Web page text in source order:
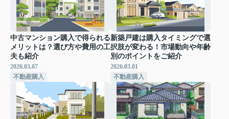
中古マンション購入で得られる
メリットは？選び方や費用の工
夫も紹介
2026.03.07
不動産購入
新築戸建は購入タイミングで選
択肢が変わる！市場動向や年齢
別のポイントをご紹介
2026.03.01
不動産購入